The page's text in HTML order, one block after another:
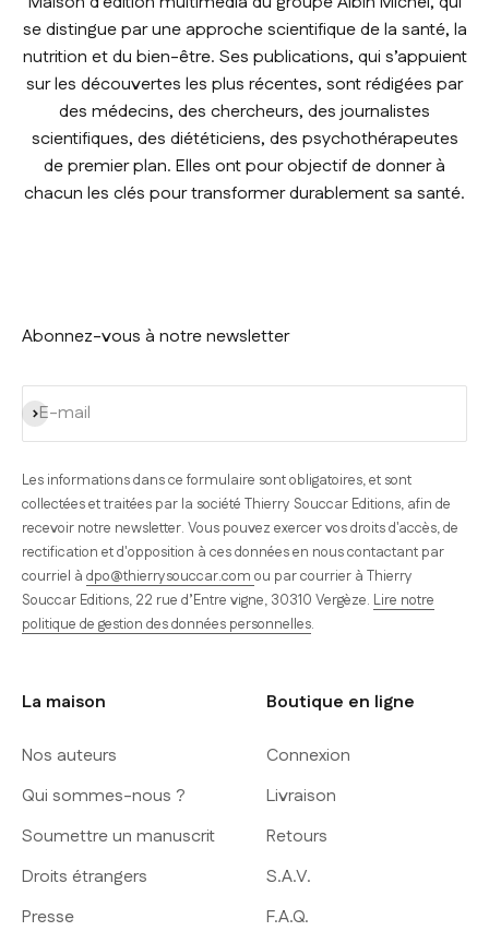
se distingue par une approche scientifique de la santé, la
nutrition et du bien-être. Ses publications, qui s’appuient
sur les découvertes les plus récentes, sont rédigées par
des médecins, des chercheurs, des journalistes
scientifiques, des diététiciens, des psychothérapeutes
de premier plan. Elles ont pour objectif de donner à
chacun les clés pour transformer durablement sa santé.
Abonnez-vous à notre newsletter
E-mail
S'inscrire
Les informations dans ce formulaire sont obligatoires, et sont
collectées et traitées par la société Thierry Souccar Editions, afin de
recevoir notre newsletter. Vous pouvez exercer vos droits d'accès, de
rectification et d'opposition à ces données en nous contactant par
courriel à dpo@thierrysouccar.com ou par courrier à Thierry
Souccar Editions, 22 rue d’Entre vigne, 30310 Vergèze. Lire notre
politique de gestion des données personnelles.
La maison
Nos auteurs
Qui sommes-nous ?
Soumettre un manuscrit
Droits étrangers
Presse
Boutique en ligne
Connexion
Livraison
Retours
S.A.V.
F.A.Q.